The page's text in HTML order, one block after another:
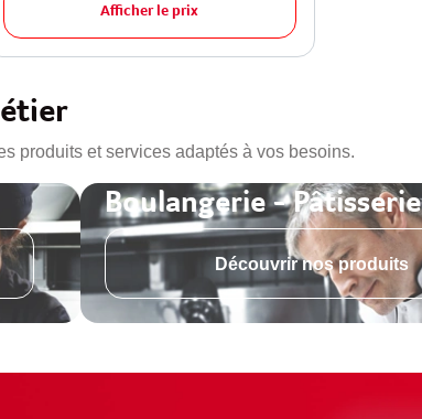
Afficher le prix
produits et services adaptés à vos besoins.
Boulangerie - Pâtisserie
Découvrir nos produits